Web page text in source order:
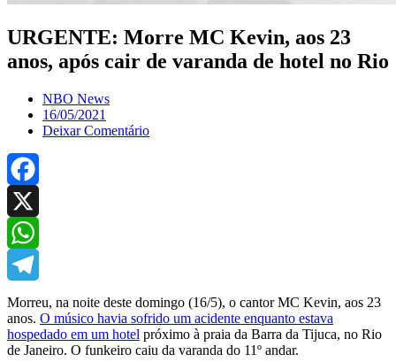
URGENTE: Morre MC Kevin, aos 23
anos, após cair de varanda de hotel no Rio
NBO News
16/05/2021
Deixar Comentário
Facebook
X
WhatsApp
Telegram
Morreu, na noite deste domingo (16/5), o cantor MC Kevin, aos 23
anos. O músico havia sofrido um acidente enquanto estava
hospedado em um hotel próximo à praia da Barra da Tijuca, no Rio
de Janeiro. O funkeiro caiu da varanda do 11º andar.